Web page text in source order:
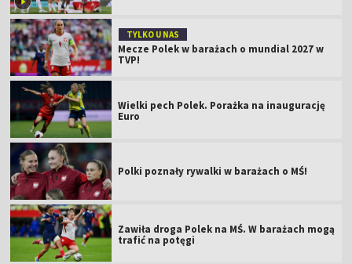
TYLKO U NAS
Mecze Polek w barażach o mundial 2027 w
TVP!
Wielki pech Polek. Porażka na inaugurację
Euro
Polki poznały rywalki w barażach o MŚ!
Zawiła droga Polek na MŚ. W barażach mogą
trafić na potęgi